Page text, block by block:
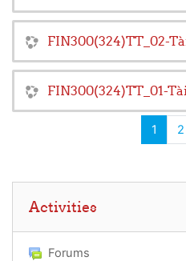
FIN300(324)TT_02-
FIN300(324)TT_01-
1 2
Activities
Forums